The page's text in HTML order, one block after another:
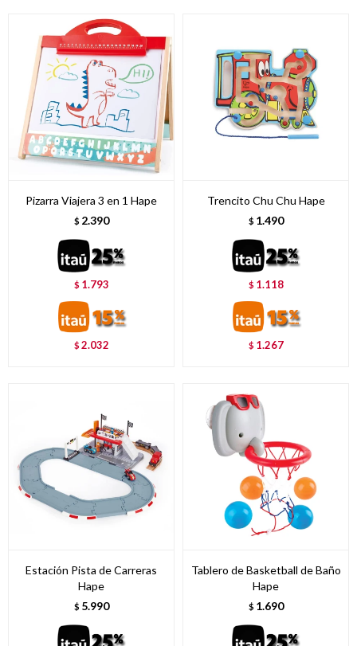
Pizarra Viajera 3 en 1 Hape
$ 2.390
$ 1.793
$2.032
Trencito Chu Chu Hape
$ 1.490
$ 1.118
$ 1.267
Estación Pista de Carreras
Hape
$ 5.990
Tablero de Basketball de Baño
Hape
$ 1.690